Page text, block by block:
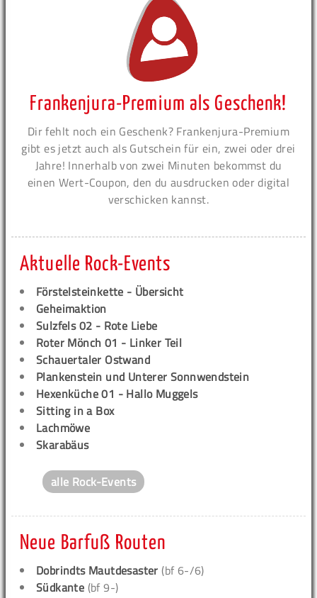
Frankenjura-Premium als Geschenk!
Dir fehlt noch ein Geschenk? Frankenjura-Premium
gibt es jetzt auch als Gutschein für ein, zwei oder drei
Jahre! Innerhalb von zwei Minuten bekommst du
einen Wert-Coupon, den du ausdrucken oder digital
verschicken kannst.
Aktuelle Rock-Events
Förstelsteinkette - Übersicht
Geheimaktion
Sulzfels 02 - Rote Liebe
Roter Mönch 01 - Linker Teil
Schauertaler Ostwand
Plankenstein und Unterer Sonnwendstein
Hexenküche 01 - Hallo Muggels
Sitting in a Box
Lachmöwe
Skarabäus
alle Rock-Events
Neue Barfuß Routen
Dobrindts Mautdesaster (bf 6-/6)
Südkante (bf 9-)